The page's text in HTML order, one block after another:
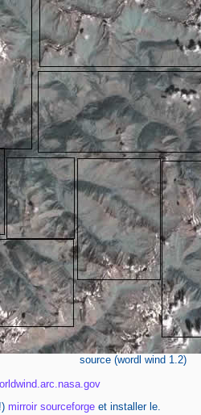
source (wordl wind 1.2)
mirroir sourceforgeet installer le.